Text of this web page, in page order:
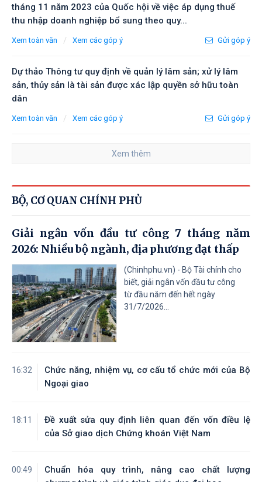
tháng 11 năm 2023 của Quốc hội về việc áp dụng thuế
thu nhập doanh nghiệp bổ sung theo quy...
Xem toàn văn / Xem các góp ý Gửi góp ý
Dự thảo Thông tư quy định về quản lý lâm sản; xử lý lâm
sản, thủy sản là tài sản được xác lập quyền sở hữu toàn
dân
Xem toàn văn / Xem các góp ý Gửi góp ý
Xem thêm
BỘ, CƠ QUAN CHÍNH PHỦ
Giải ngân vốn đầu tư công 7 tháng năm
2026: Nhiều bộ ngành, địa phương đạt thấp
(Chinhphu.vn) - Bộ Tài chính cho
biết, giải ngân vốn đầu tư công
từ đầu năm đến hết ngày
31/7/2026...
16:32
Chức năng, nhiệm vụ, cơ cấu tổ chức mới của Bộ
Ngoại giao
18:11
Đề xuất sửa quy định liên quan đến vốn điều lệ
của Sở giao dịch Chứng khoán Việt Nam
00:49
Chuẩn hóa quy trình, nâng cao chất lượng